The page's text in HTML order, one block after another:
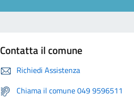
Contatta il comune
Richiedi Assistenza
Chiama il comune 049 9596511